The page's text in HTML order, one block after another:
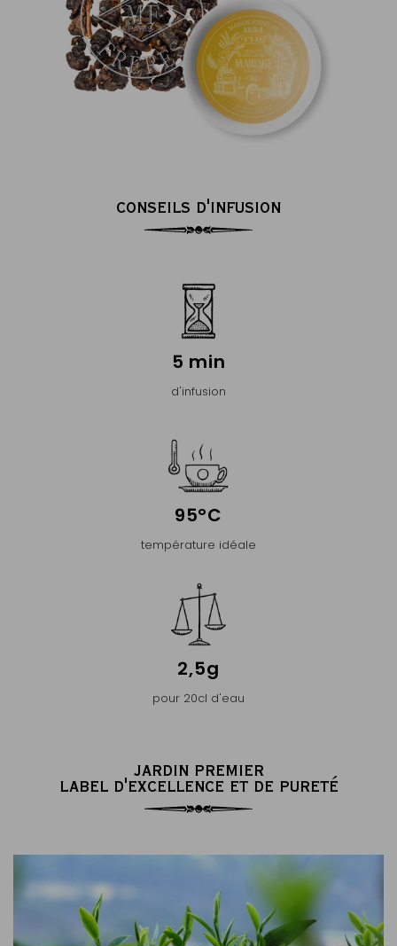
CONSEILS D'INFUSION
5 min
d'infusion
95°C
température idéale
2,5g
pour 20cl d'eau
JARDIN PREMIER
LABEL D'EXCELLENCE ET DE PURETÉ